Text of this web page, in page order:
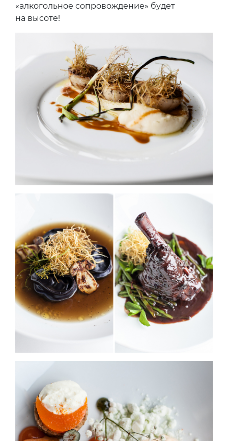
«алкогольное сопровождение» будет
на высоте!